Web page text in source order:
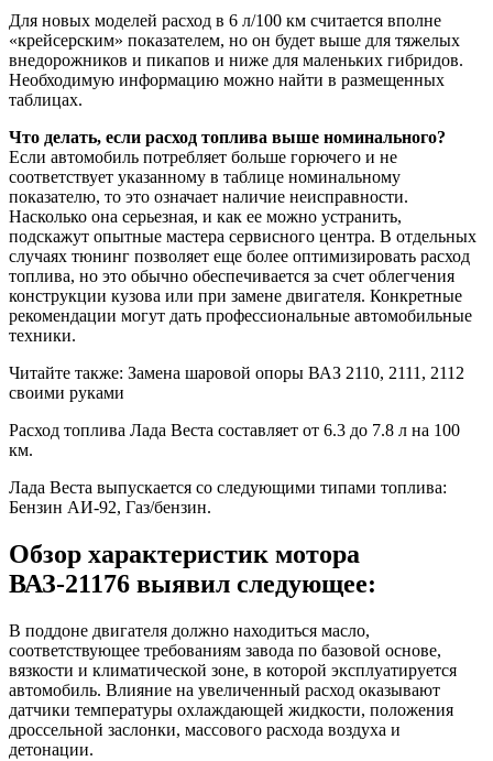
Для новых моделей расход в 6 л/100 км считается вполне
«крейсерским» показателем, но он будет выше для тяжелых
внедорожников и пикапов и ниже для маленьких гибридов.
Необходимую информацию можно найти в размещенных
таблицах.
Что делать, если расход топлива выше номинального?
Если автомобиль потребляет больше горючего и не
соответствует указанному в таблице номинальному
показателю, то это означает наличие неисправности.
Насколько она серьезная, и как ее можно устранить,
подскажут опытные мастера сервисного центра. В отдельных
случаях тюнинг позволяет еще более оптимизировать расход
топлива, но это обычно обеспечивается за счет облегчения
конструкции кузова или при замене двигателя. Конкретные
рекомендации могут дать профессиональные автомобильные
техники.
Читайте также: Замена шаровой опоры ВАЗ 2110, 2111, 2112
своими руками
Расход топлива Лада Веста составляет от 6.3 до 7.8 л на 100
км.
Лада Веста выпускается со следующими типами топлива:
Бензин АИ-92, Газ/бензин.
Обзор характеристик мотора
ВАЗ-21176 выявил следующее:
В поддоне двигателя должно находиться масло,
соответствующее требованиям завода по базовой основе,
вязкости и климатической зоне, в которой эксплуатируется
автомобиль. Влияние на увеличенный расход оказывают
датчики температуры охлаждающей жидкости, положения
дроссельной заслонки, массового расхода воздуха и
детонации.